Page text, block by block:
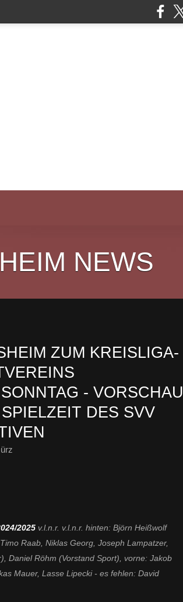
NEWS
ZUM KREISLIGA-
- VORSCHAU
DES SVV
2025 v.l.n.r. v.l.n.r. hinten: Björn Heißwolf
Raab, Niklas Georg, Joseph Lampatzer,
Daniel Röhm (Vorstand Sport), vorne: Jakob
Mauer, Lasse Lipecki - es fehlen: David